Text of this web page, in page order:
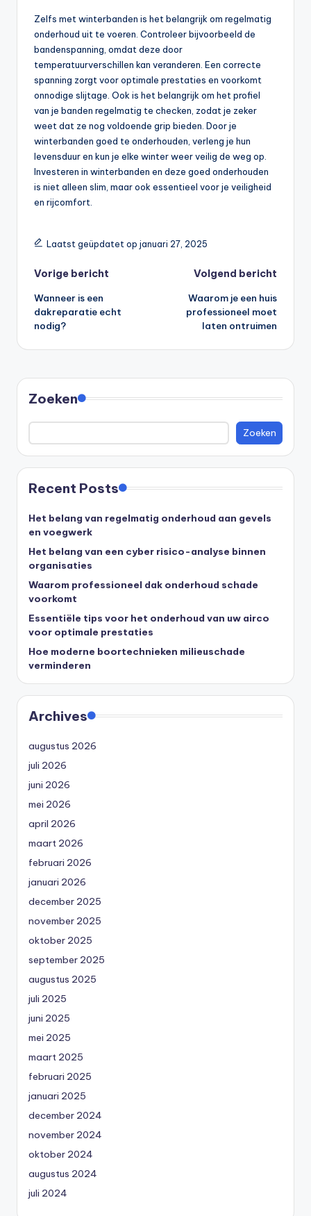
Zelfs met winterbanden is het belangrijk om regelmatig
onderhoud uit te voeren. Controleer bijvoorbeeld de
bandenspanning, omdat deze door
temperatuurverschillen kan veranderen. Een correcte
spanning zorgt voor optimale prestaties en voorkomt
onnodige slijtage. Ook is het belangrijk om het profiel
van je banden regelmatig te checken, zodat je zeker
weet dat ze nog voldoende grip bieden. Door je
winterbanden goed te onderhouden, verleng je hun
levensduur en kun je elke winter weer veilig de weg op.
Investeren in winterbanden en deze goed onderhouden
is niet alleen slim, maar ook essentieel voor je veiligheid
en rijcomfort.
Laatst geüpdatet op januari 27, 2025
Vorige bericht
Wanneer is een
dakreparatie echt
nodig?
Volgend bericht
Waarom je een huis
professioneel moet
laten ontruimen
Zoeken
Zoeken
Recent Posts
Het belang van regelmatig onderhoud aan gevels
en voegwerk
Het belang van een cyber risico-analyse binnen
organisaties
Waarom professioneel dak onderhoud schade
voorkomt
Essentiële tips voor het onderhoud van uw airco
voor optimale prestaties
Hoe moderne boortechnieken milieuschade
verminderen
Archives
augustus 2026
juli 2026
juni 2026
mei 2026
april 2026
maart 2026
februari 2026
januari 2026
december 2025
november 2025
oktober 2025
september 2025
augustus 2025
juli 2025
juni 2025
mei 2025
maart 2025
februari 2025
januari 2025
december 2024
november 2024
oktober 2024
augustus 2024
juli 2024